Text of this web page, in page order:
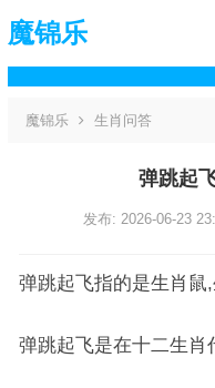
魔锦乐
魔锦乐 生肖问答
弹跳起
发布: 2026-06-23
弹跳起飞指的是生肖鼠
弹跳起飞是在十二生肖